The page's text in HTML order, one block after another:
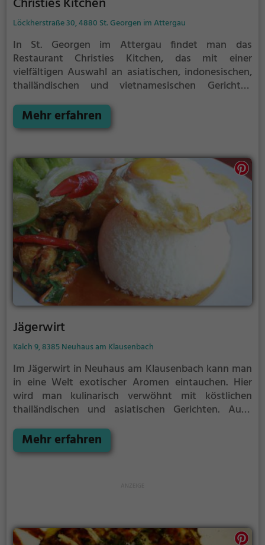
Löckherstraße 30, 4880 St. Georgen im Attergau
In St. Georgen im Attergau findet man das
Restaurant Christies Kitchen, das mit einer
vielfältigen Auswahl an asiatischen, indonesischen,
thailändischen und vietnamesischen Gerichten
kommen auch Vegetarier auf ihre Kosten, denn das
Restaurant bietet eine breite Palette an
Von würzigen Currys bis zu erfrischenden Cocktails
– hier wird für jeden Geschmack etwas geboten.
Tauche ein in die exotische Atmosphäre, spüre das
einladende Ambiente und genieße kulinarische
Köstlichkeiten aus ferne Ländern im Christies
Kitchen.
Mehr erfahren
Jägerwirt
Kalch 9, 8385 Neuhaus am Klausenbach
Im Jägerwirt in Neuhaus am Klausenbach kann man
in eine Welt exotischer Aromen eintauchen. Hier
wird man kulinarisch verwöhnt mit köstlichen
thailändischen und asiatischen Gerichten. Auch
vielfältige Angebot bietet für jeden Geschmack
etwas. Von würzigem Curry bis hin zu exotischen
Mehr erfahren